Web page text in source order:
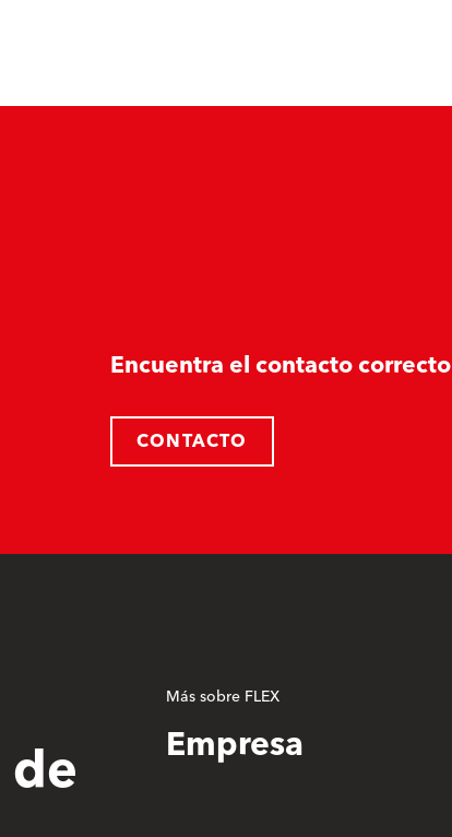
Encuentra el contacto correcto
CONTACTO
Más sobre FLEX
Empresa